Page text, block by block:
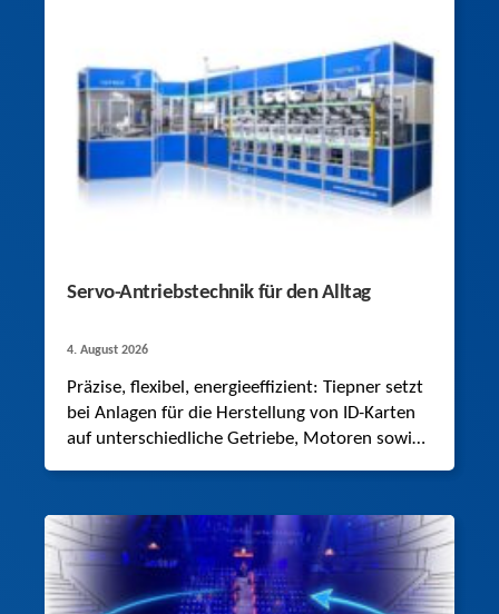
Servo-Antriebstechnik für den Alltag
4. August 2026
Präzise, flexibel, energieeffizient: Tiepner setzt
bei Anlagen für die Herstellung von ID-Karten
auf unterschiedliche Getriebe, Motoren sowie